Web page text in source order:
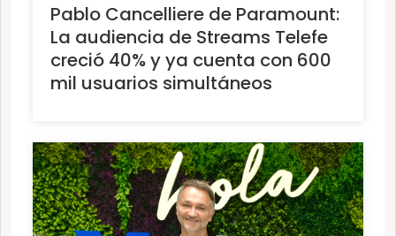
Pablo Cancelliere de Paramount:
La audiencia de Streams Telefe
creció 40% y ya cuenta con 600
mil usuarios simultáneos